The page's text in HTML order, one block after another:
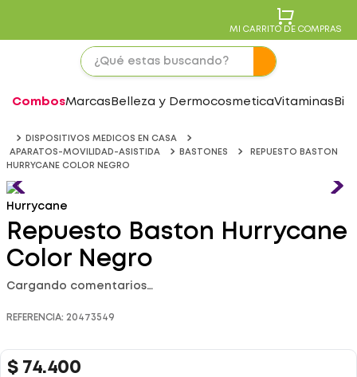
MI CARRITO DE COMPRAS
CombosMarcas Belleza y DermocosmeticaVitaminas
DISPOSITIVOS MEDICOS EN CASA
APARATOS-MOVILIDAD-ASISTIDA
BASTONES
REPUESTO BASTON
HURRYCANE COLOR NEGRO
Hurrycane
Repuesto Baston Hurrycane
Color Negro
Cargando comentarios…
REFERENCIA: 20473549
$ 74.400